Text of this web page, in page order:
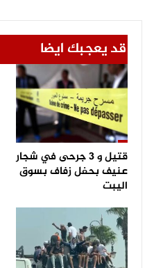
قد يعجبك ايضا
قتيل و 3 جرحى في شجار
عنيف بحفل زفاف بسوق
اليبت